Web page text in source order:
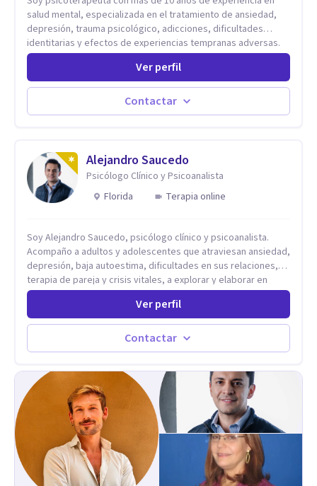
salud mental, especializada en el tratamiento de ansiedad,
depresión, trauma psicológico, adicciones, dificultades
identitarias y efectos de experiencias tempranas adversas.
Ofrezco un espacio terapéutico seguro, confidencial y
profundamente humano, donde el dolor emocional puede
transformarse en autoconocimiento, regulación emocional y
psicoanálisis, terapia somática y de trauma, psicología
Psicología Analítica Junguiana. Mi abordaje también incorpora
perspectivas interculturales, ecopsicología y el trabajo
simbólico con el inconsciente, entendiendo que cada
proceso terapéutico es único y requiere una mirada
Ver perfil
Contactar
Alejandro Saucedo
Psicólogo Clínico y Psicoanalista
Florida
Terapia online
Soy Alejandro Saucedo, psicólogo clínico y psicoanalista.
Acompaño a adultos y adolescentes que atraviesan ansiedad,
depresión, baja autoestima, dificultades en sus relaciones,
terapia de pareja y crisis vitales, a explorar y elaborar en
profundidad los conflictos internos que generan malestar en
autoconocimiento y análisis, es posible acceder a las
historias personales, elaborar las experiencias del pasado y
resignificarlas, liberando su influencia para construir un futuro
crea un espacio de verbalización libre y sin filtros. A través de
esta conversación abierta y del trabajo analítico conjunto, se
exploran las vivencias que aún condicionan el presente, se les
otorga un nuevo sentido y se transforma su impacto
emocional. De esta forma, los pacientes logran mayor
claridad sobre sí mismos, reducen significativamente su
sufrimiento y alcanzan cambios profundos y duraderos en su
vida y relaciones personales.
Ver perfil
Contactar